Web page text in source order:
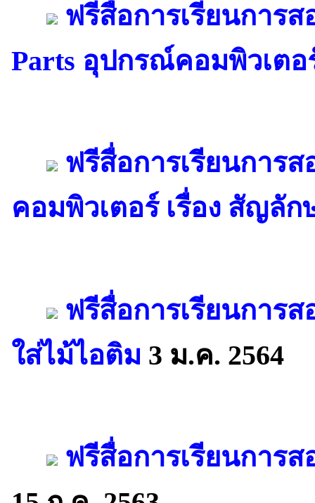
ฟรีสื่อการเรียนการ
Parts อุปกรณ์คอมพิวเตอ
ฟรีสื่อการเรียนการส
คอมพิวเตอร์ เรื่อง สัญลั
ฟรีสื่อการเรียนการ
ใส่ไม้ไอติม 3 ม.ค. 2564
ฟรีสื่อการเรียนการ